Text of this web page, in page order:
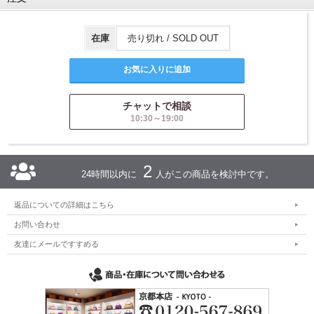
在庫 売り切れ / SOLD OUT
チャットで相談
10:30～19:00
24時間以内に 2 人がこの商品を検討中です。
返品についての詳細はこちら
お問い合わせ
友達にメールですすめる